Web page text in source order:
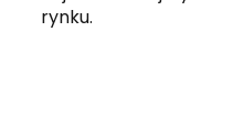
rynku.